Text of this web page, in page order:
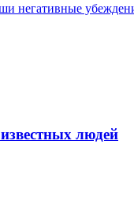
негативные
людей